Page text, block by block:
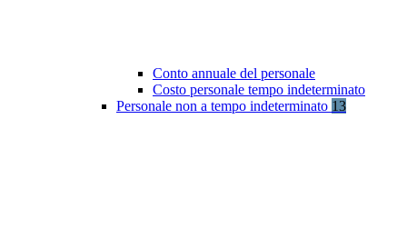
Conto annuale del personale
Costo personale tempo indeterminato
Personale non a tempo indeterminato 13